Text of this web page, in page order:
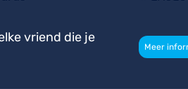
vriend die je
Meer